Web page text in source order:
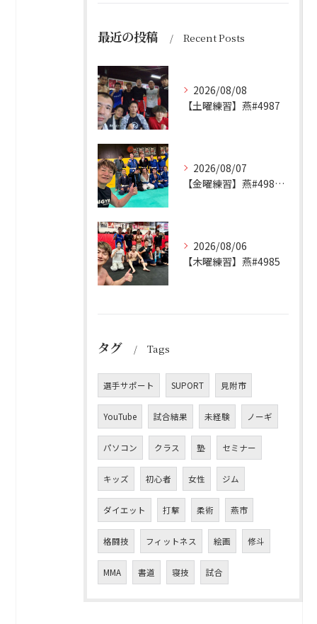
最近の投稿 Recent Posts
2026/08/08
【土曜練習】燕#4987
2026/08/07
【金曜練習】燕#4986見附#493
2026/08/06
【木曜練習】燕#4985
タグ Tags
選手サポート SUPORT 見附市
YouTube 試合結果 未経験 ノーギ
パソコン クラス 塾 セミナー
キッズ 初心者 女性 ジム
ダイエット 打撃 柔術 燕市
格闘技 フィットネス 絵画 修斗
MMA 書道 寝技 試合